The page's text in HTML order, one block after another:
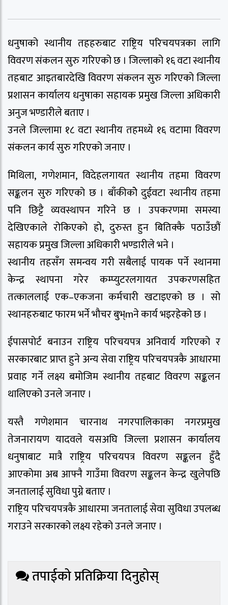
धनुषाको स्थानीय तहहरुबाट राष्ट्रिय परिचयपत्रका लागि
विवरण संकलन सुरु गरिएको छ । जिल्लाको १६ वटा स्थानीय
तहबाट आइतबारदेखि विवरण संकलन सुरु गरिएको जिल्ला
प्रशासन कार्यालय धनुषाका सहायक प्रमुख जिल्ला अधिकारी
अनुज भण्डारीले बताए ।
उनले जिल्लामा १८ वटा स्थानीय तहमध्ये १६ वटामा विवरण
संकलन कार्य सुरु गरिएको जनाए ।
मिथिला, गणेशमान, विदेहलगायत स्थानीय तहमा विवरण
सङ्कलन सुरु गरिएको छ । बाँकीकोे दुईवटा स्थानीय तहमा
पनि छिट्टै व्यवस्थापन गरिने छ । उपकरणमा समस्या
देखिएकाले रोकिएको हो, दुरुस्त हुन बितिक्कै पठाउँछौं
सहायक प्रमुख जिल्ला अधिकारी भण्डारीले भने ।
स्थानीय तहसँग समन्वय गरी सबैलाई पायक पर्ने स्थानमा
केन्द्र स्थापना गरेर कम्प्युटरलगायत उपकरणसहित
तत्काललाई एक–एकजना कर्मचारी खटाइएको छ । सो
स्थानहरुबाट फारम भर्ने भौचर बुभ्mने कार्य भइरहेको छ ।
ईपासपोर्ट बनाउन राष्ट्रिय परिचयपत्र अनिवार्य गरिएको र
सरकारबाट प्राप्त हुने अन्य सेवा राष्ट्रिय परिचयपत्रकै आधारमा
प्रवाह गर्ने लक्ष्य बमोजिम स्थानीय तहबाट विवरण सङ्कलन
थालिएको उनले जनाए ।
यस्तै गणेशमान चारनाथ नगरपालिकाका नगरप्रमुख
तेजनारायण यादवले यसअघि जिल्ला प्रशासन कार्यालय
धनुषाबाट मात्रै राष्ट्रिय परिचयपत्र विवरण सङ्कलन हुँदै
आएकोमा अब आफ्नै गाउँमा विवरण सङ्कलन केन्द्र खुलेपछि
जनतालाई सुविधा पुग्ने बताए ।
राष्ट्रिय परिचयपत्रकै आधारमा जनतालाई सेवा सुविधा उपलब्ध
गराउने सरकारको लक्ष्य रहेको उनले जनाए ।
तपाईको प्रतिक्रिया दिनुहोस्